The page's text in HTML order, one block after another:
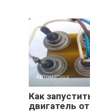
Автоматика
Как
двигатель